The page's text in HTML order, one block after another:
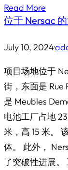
Read More
位于 Nersac
July 10, 2024·
项目场地位于
街，东面是 Rue
是 Meubles
电池工厂占地
米，高 15 米。
体。 此外，
了突破性进展